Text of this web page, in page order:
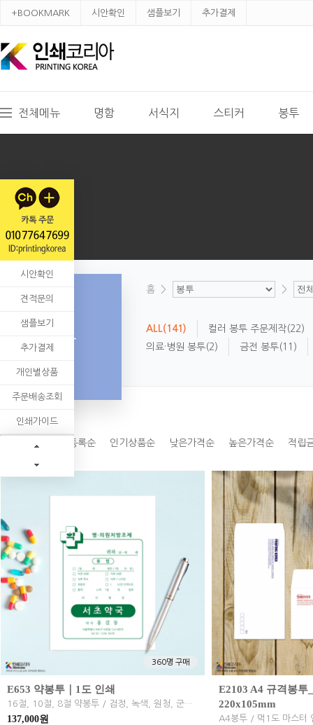
+BOOKMARK 시안확인 샘플보기 추가결제
전체메뉴 명함 서식지 스티커 봉투
봉투
홈 > >
ALL(141) 컬러 봉투 주문제작(22)
의료·병원 봉투(2) 금전 봉투(11)
신규등록순 인기상품순 낮은가격순 높은가격순 적립
360명 구매
E653 약봉투｜1도 인쇄
16절, 10절, 8절 약봉투 / 검정, 녹색, 원청, 군청, 보라, 분홍, 갈색, 주황 / 롤인쇄
137,000원
E2103 A4 규격봉투
220x105mm
시안확인
견적문의
샘플보기
추가결제
개인별상품
주문배송조회
인쇄가이드